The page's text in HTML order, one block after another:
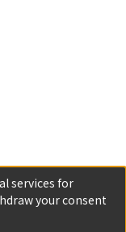
List
copyright,
services for
your consent